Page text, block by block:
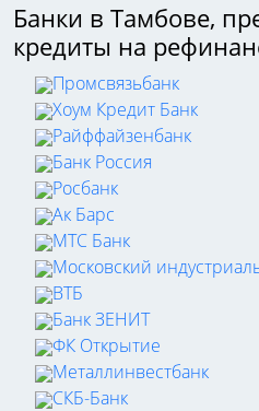
Банки в Тамбове,
кредиты на
Промсвязьбанк
Хоум Кредит Банк
Райффайзенбанк
Банк Россия
Росбанк
Ак Барс
МТС Банк
Московский
ВТБ
Банк ЗЕНИТ
ФК Открытие
Металлинвестбанк
СКБ-Банк